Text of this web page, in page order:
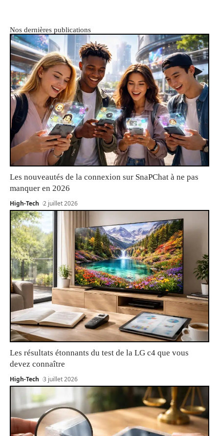
Nos dernières publications
Les nouveautés de la connexion sur SnaPChat à ne pas
manquer en 2026
High-Tech 2 juillet 2026
Les résultats étonnants du test de la LG c4 que vous
devez connaître
High-Tech 3 juillet 2026